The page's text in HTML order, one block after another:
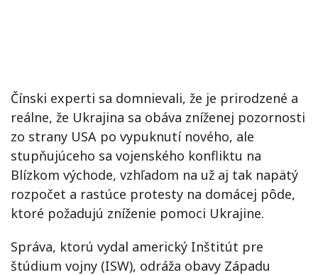
Čínski experti sa domnievali, že je prirodzené a
reálne, že Ukrajina sa obáva zníženej pozornosti
zo strany USA po vypuknutí nového, ale
stupňujúceho sa vojenského konfliktu na
Blízkom východe, vzhľadom na už aj tak napätý
rozpočet a rastúce protesty na domácej pôde,
ktoré požadujú zníženie pomoci Ukrajine.
Správa, ktorú vydal americký Inštitút pre
štúdium vojny (ISW), odráža obavy Západu